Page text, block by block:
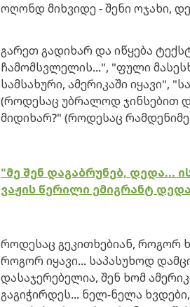
ოღონდ მიხვიდე - შენი ოჯახი,
გარეთ გადიხარ და იწყება
ჩამომსვლელის...", "ფული
სამსახური, ამერიკაში იყავი",
(როდესაც უბრალოდ ჯინსებით
მიდიხარ?" (როდესაც
"მე შენ დაგაბრუნებ, დედა...
ვაჟის წერილი ემიგრანტ
როდესაც გეკითხებიან, როგორ
როგორ იყავი... საპასუხოდ
დასაჯერებელია, შენ ხომ
გაგიჭირდეს... ნელ-ნელა